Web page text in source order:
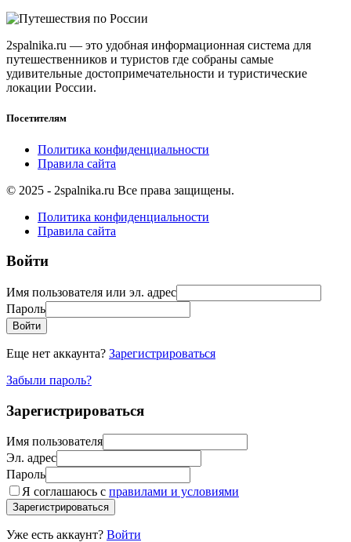
2spalnika.ru — это удобная информационная система для
путешественников и туристов где собраны самые
удивительные достопримечательности и туристические
локации России.
Посетителям
Политика конфиденциальности
Правила сайта
© 2025 - 2spalnika.ru Все права защищены.
Политика конфиденциальности
Правила сайта
Войти
Имя пользователя или эл. адрес
Пароль
Войти
Еще нет аккаунта? Зарегистрироваться
Забыли пароль?
Зарегистрироваться
Имя пользователя
Эл. адрес
Пароль
Я соглашаюсь с правилами и условиями
Зарегистрироваться
Уже есть аккаунт? Войти